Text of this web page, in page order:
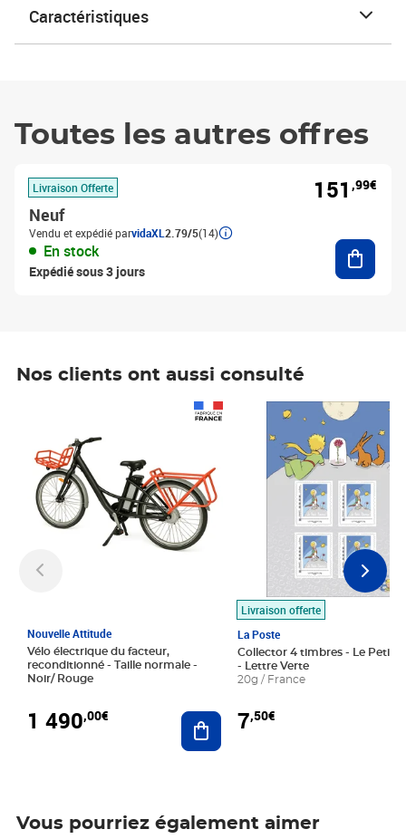
Caractéristiques
Toutes les autres offres
Livraison Offerte
Neuf
Vendu et expédié parvidaXL 2.79/5(14)
En stock
Expédié sous 3 jours
151 ,99€
Nos clients ont aussi consulté
Nouvelle Attitude
Vélo électrique du facteur,
reconditionné - Taille normale -
Noir/ Rouge
1 490,00€ Ajouter au panier
Livraison offerte
La Poste
Collector 4 timbres - Le Petit
- Lettre Verte
20g / France
7,50€
Prix 7,50€
Vous pourriez également aimer